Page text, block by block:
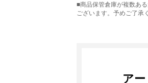
■商品保管倉庫が複数あ
ございます。予めご了承
ア